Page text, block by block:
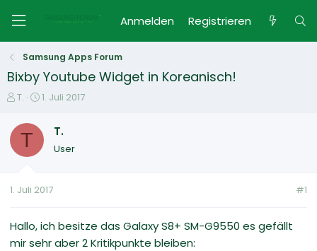
Anmelden Registrieren
Samsung Apps Forum
Bixby Youtube Widget in Koreanisch!
E
s
e
e
T.
E
t
e
t
m
1. Juli 2017
T T.
User
1. Juli 2017 #1
Hallo, ich besitze das Galaxy S8+ SM-G9550 es gefällt
mir sehr aber 2 Kritikpunkte bleiben: